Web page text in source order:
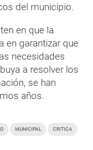
del municipio.
en que la
en garantizar que
necesidades
a resolver los
se han
años.
MUNICIPAL CRITICA